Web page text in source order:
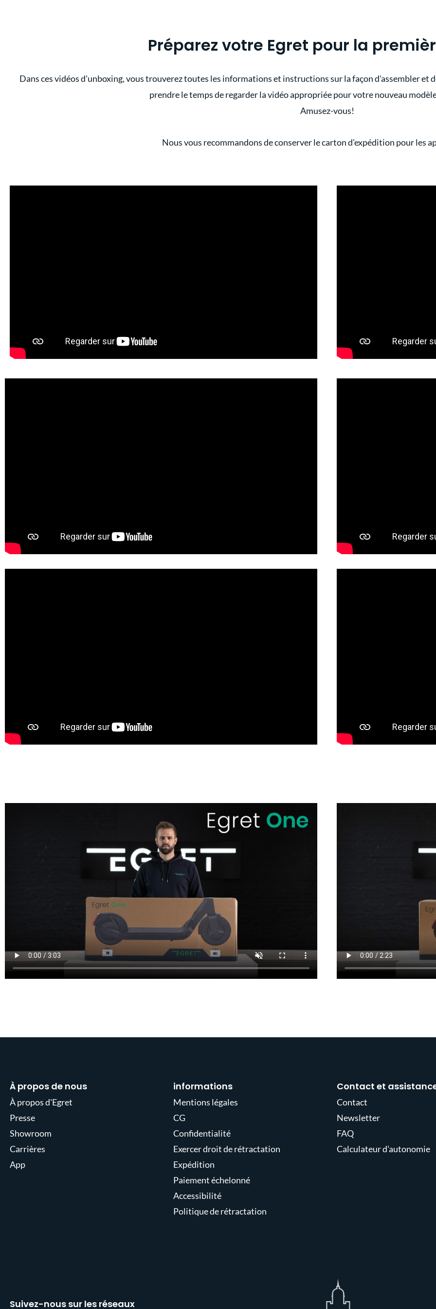
Préparez votre Egret pour la
Dans ces vidéos d'unboxing, vous trouverez toutes les informations et instructions sur la façon d'assembler et
prendre le temps de regarder la vidéo appropriée pour votre nouveau
Amusez-vous!
Nous vous recommandons de conserver le carton d'expédition pour les
À propos de nous
À propos d'Egret
Presse
Showroom
Carrières
App
informations
Mentions légales
CG
Confidentialité
Exercer droit de rétractation
Expédition
Paiement échelonné
Accessibilité
Politique de rétractation
Contact et
Contact
Newsletter
FAQ
Calculateur d’autonomie
Suivez-nous sur les réseaux